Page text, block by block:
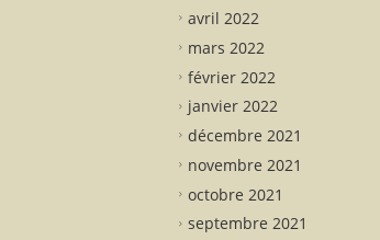
avril 2022
mars 2022
février 2022
janvier 2022
décembre 2021
novembre 2021
octobre 2021
septembre 2021